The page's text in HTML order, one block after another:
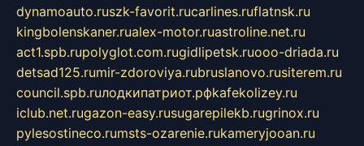
dynamoauto.ruszk-favorit.rucarlines.ruflatnsk.ru
kingbolenskaner.rualex-motor.ruastroline.net.ru
act1.spb.rupolyglot.com.rugidlipetsk.ruooo-driada.ru
detsad125.rumir-zdoroviya.rubruslanovo.rusiterem.ru
council.spb.ruлодкипатриот.рфkafekolizey.ru
iclub.net.rugazon-easy.rusugarepilekb.rugrinox.ru
pylesostineco.rumsts-ozarenie.rukameryjooan.ru